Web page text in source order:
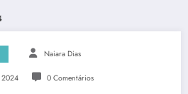
Naiara Dias
2024 0 Comentários